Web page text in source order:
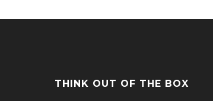
THINK OUT OF THE BOX